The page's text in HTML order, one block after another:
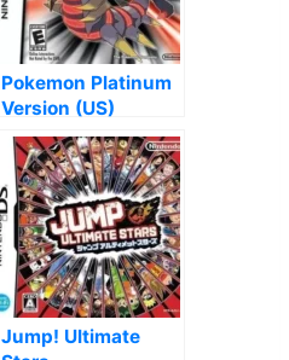
Pokemon Platinum
Version (US)
Jump! Ultimate